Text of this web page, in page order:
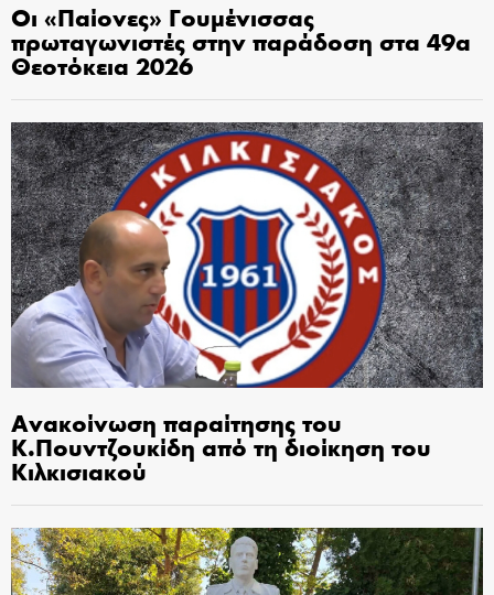
Οι «Παίονες» Γουμένισσας
πρωταγωνιστές στην παράδοση στα 49α
Θεοτόκεια 2026
Ανακοίνωση παραίτησης του
Κ.Πουντζουκίδη από τη διοίκηση του
Κιλκισιακού